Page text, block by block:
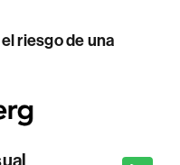
riesgo de una